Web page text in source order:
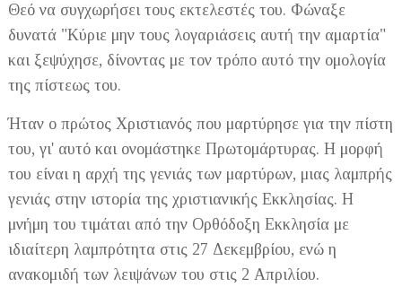
Θεό να συγχωρήσει τους εκτελεστές του. Φώναξε
δυνατά "Κύριε μην τους λογαριάσεις αυτή την αμαρτία"
και ξεψύχησε, δίνοντας με τον τρόπο αυτό την ομολογία
της πίστεως του.
Ήταν ο πρώτος Χριστιανός που μαρτύρησε για την πίστη
του, γι' αυτό και ονομάστηκε Πρωτομάρτυρας. Η μορφή
του είναι η αρχή της γενιάς των μαρτύρων, μιας λαμπρής
γενιάς στην ιστορία της χριστιανικής Εκκλησίας. Η
μνήμη του τιμάται από την Ορθόδοξη Εκκλησία με
ιδιαίτερη λαμπρότητα στις 27 Δεκεμβρίου, ενώ η
ανακομιδή των λειψάνων του στις 2 Απριλίου.